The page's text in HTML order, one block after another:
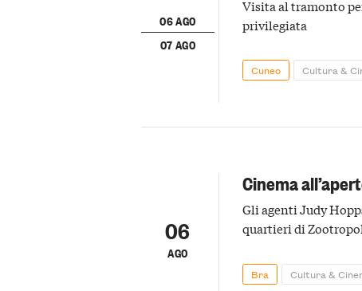
06 AGO
07 AGO
Visita al tramonto
privilegiata
Cuneo Cultura &
06
AGO
Cinema
Gli agenti Judy
quartieri di
Bra Cultura &